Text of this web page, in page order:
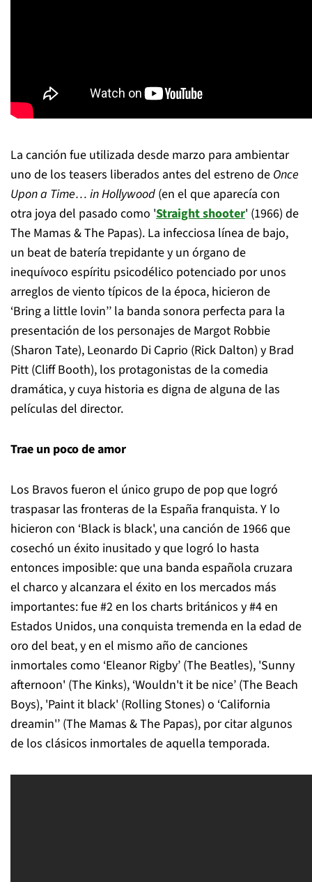
La canción fue utilizada desde marzo para ambientar
uno de los teasers liberados antes del estreno de Once
Upon a Time… in Hollywood (en el que aparecía con
otra joya del pasado como 'Straight shooter' (1966) de
The Mamas & The Papas). La infecciosa línea de bajo,
un beat de batería trepidante y un órgano de
inequívoco espíritu psicodélico potenciado por unos
arreglos de viento típicos de la época, hicieron de
‘Bring a little lovin’’ la banda sonora perfecta para la
presentación de los personajes de Margot Robbie
(Sharon Tate), Leonardo Di Caprio (Rick Dalton) y Brad
Pitt (Cliff Booth), los protagonistas de la comedia
dramática, y cuya historia es digna de alguna de las
películas del director.
Trae un poco de amor
Los Bravos fueron el único grupo de pop que logró
traspasar las fronteras de la España franquista. Y lo
hicieron con ‘Black is black', una canción de 1966 que
cosechó un éxito inusitado y que logró lo hasta
entonces imposible: que una banda española cruzara
el charco y alcanzara el éxito en los mercados más
importantes: fue #2 en los charts británicos y #4 en
Estados Unidos, una conquista tremenda en la edad de
oro del beat, y en el mismo año de canciones
inmortales como ‘Eleanor Rigby’ (The Beatles), 'Sunny
afternoon' (The Kinks), ‘Wouldn't it be nice’ (The Beach
Boys), 'Paint it black' (Rolling Stones) o ‘California
dreamin'’ (The Mamas & The Papas), por citar algunos
de los clásicos inmortales de aquella temporada.